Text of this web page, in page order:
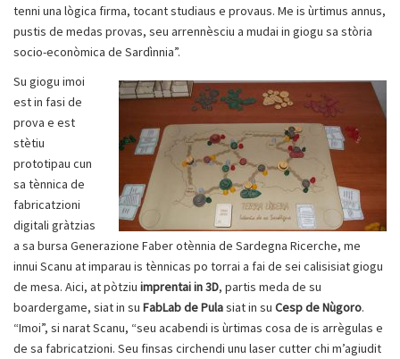
tenni una lògica firma, tocant studiaus e provaus. Me is ùrtimus annus,
pustis de medas provas, seu arrennèsciu a mudai in giogu sa stòria
socio-econòmica de Sardìnnia”.
Su giogu imoi
est in fasi de
prova e est
stètiu
prototipau cun
sa tènnica de
fabricatzioni
digitali gràtzias
a sa bursa Generazione Faber otènnia de Sardegna Ricerche, me
innui Scanu at imparau is tènnicas po torrai a fai de sei calisisiat giogu
de mesa. Aici, at pòtziu imprentai in 3D, partis meda de su
boardergame, siat in su FabLab de Pulasiat in su Cesp de Nùgoro.
“Imoi”, si narat Scanu, “seu acabendi is ùrtimas cosa de is arrègulas e
de sa fabricatzioni. Seu finsas circhendi unu laser cutter chi m’agiudit